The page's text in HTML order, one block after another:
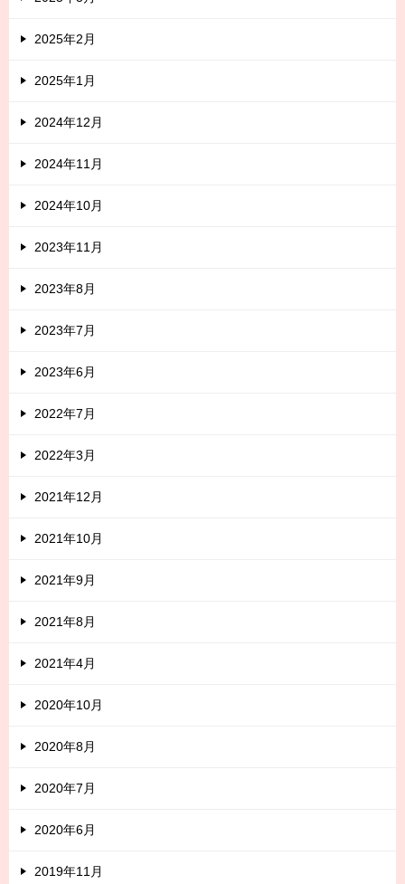
2025年2月
2025年1月
2024年12月
2024年11月
2024年10月
2023年11月
2023年8月
2023年7月
2023年6月
2022年7月
2022年3月
2021年12月
2021年10月
2021年9月
2021年8月
2021年4月
2020年10月
2020年8月
2020年7月
2020年6月
2019年11月